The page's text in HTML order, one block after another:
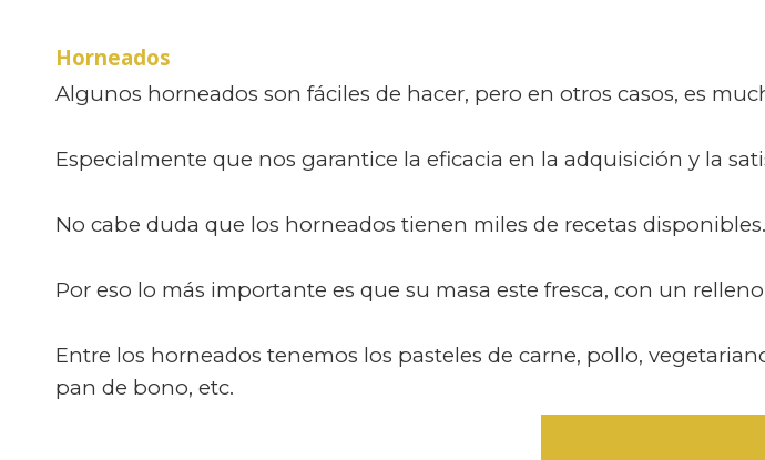
Horneados
Algunos horneados son fáciles de hacer, pero en otros casos, es
Especialmente que nos garantice la eficacia en la adquisición y la
No cabe duda que los horneados tienen miles de recetas disponibles.
Por eso lo más importante es que su masa este fresca, con un
Entre los horneados tenemos los pasteles de carne, pollo,
pan de bono, etc.